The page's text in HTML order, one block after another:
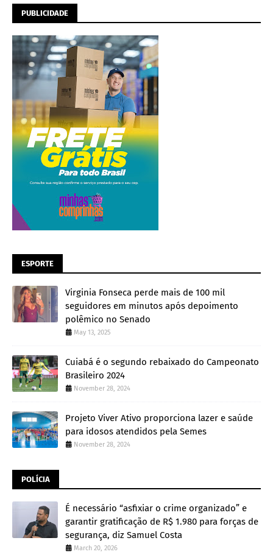
PUBLICIDADE
ESPORTE
Virginia Fonseca perde mais de 100 mil
seguidores em minutos após depoimento
polêmico no Senado
May 13, 2025
Cuiabá é o segundo rebaixado do Campeonato
Brasileiro 2024
November 28, 2024
Projeto Viver Ativo proporciona lazer e saúde
para idosos atendidos pela Semes
November 28, 2024
POLÍCIA
É necessário “asfixiar o crime organizado” e
garantir gratificação de R$ 1.980 para forças de
segurança, diz Samuel Costa
March 20, 2026